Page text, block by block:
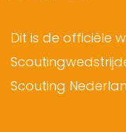
Dit is de officiële
Scouting